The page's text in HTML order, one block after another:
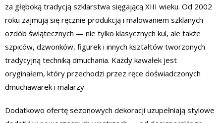
za głęboką tradycją szklarstwa sięgającą XIII wieku. Od 2002
roku zajmują się ręcznie produkcją i malowaniem szklanych
ozdób świątecznych — nie tylko klasycznych kul, ale także
szpiców, dzwonków, figurek i innych kształtów tworzonych
tradycyjną techniką dmuchania. Każdy kawałek jest
oryginałem, który przechodzi przez ręce doświadczonych
dmuchawarek i malarzy.
Dodatkowo ofertę sezonowych dekoracji uzupełniają stylowe